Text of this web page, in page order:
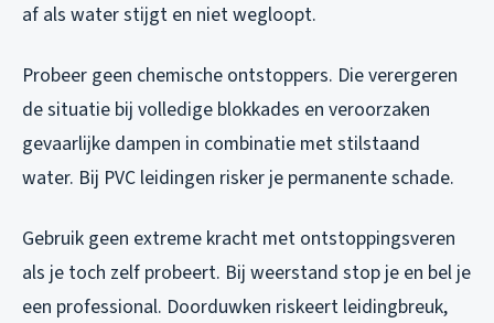
af als water stijgt en niet wegloopt.
Probeer geen chemische ontstoppers. Die verergeren
de situatie bij volledige blokkades en veroorzaken
gevaarlijke dampen in combinatie met stilstaand
water. Bij PVC leidingen risker je permanente schade.
Gebruik geen extreme kracht met ontstoppingsveren
als je toch zelf probeert. Bij weerstand stop je en bel je
een professional. Doorduwken riskeert leidingbreuk,